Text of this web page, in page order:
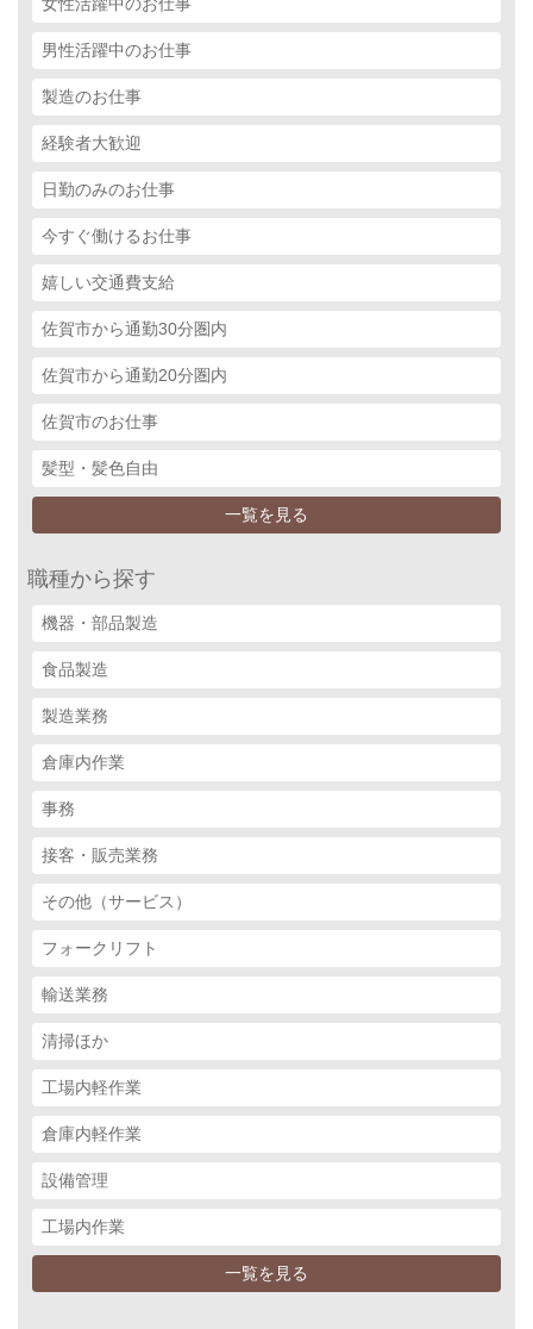
男性活躍中のお仕事
製造のお仕事
経験者大歓迎
日勤のみのお仕事
今すぐ働けるお仕事
嬉しい交通費支給
佐賀市から通勤30分圏内
佐賀市から通勤20分圏内
佐賀市のお仕事
髪型・髪色自由
一覧を見る
職種から探す
機器・部品製造
食品製造
製造業務
倉庫内作業
事務
接客・販売業務
その他（サービス）
フォークリフト
輸送業務
清掃ほか
工場内軽作業
倉庫内軽作業
設備管理
工場内作業
一覧を見る